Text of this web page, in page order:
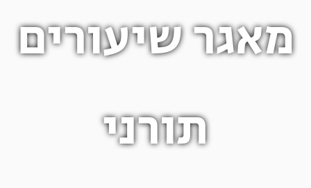
מאגר שיעורים
תורני